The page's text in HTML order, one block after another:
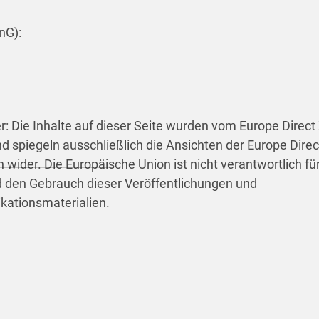
Die Inhalte auf dieser Seite wurden vom Europe
spiegeln ausschließlich die Ansichten der Europe
wider. Die Europäische Union ist nicht verantwortlich
den Gebrauch dieser Veröffentlichungen und